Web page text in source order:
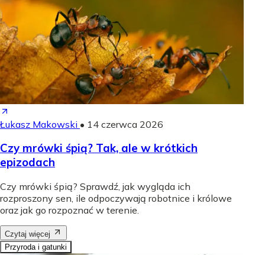
Łukasz Makowski • 14 czerwca 2026
Czy mrówki śpią? Tak, ale w krótkich
epizodach
Czy mrówki śpią? Sprawdź, jak wygląda ich
rozproszony sen, ile odpoczywają robotnice i królowe
oraz jak go rozpoznać w terenie.
Czytaj więcej
Przyroda i gatunki